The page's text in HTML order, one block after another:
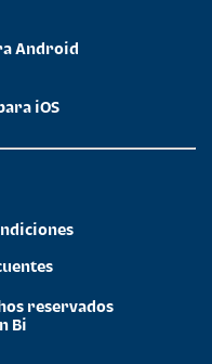
Android
iOS
reservados
Bi